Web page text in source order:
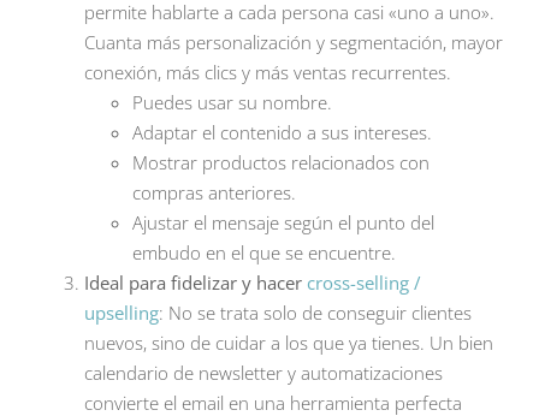
permite hablarte a cada persona casi «uno a uno».
Cuanta más personalización y segmentación, mayor
conexión, más clics y más ventas recurrentes.
Puedes usar su nombre.
Adaptar el contenido a sus intereses.
Mostrar productos relacionados con
compras anteriores.
Ajustar el mensaje según el punto del
embudo en el que se encuentre.
Ideal para fidelizar y hacer cross-selling /
upselling: No se trata solo de conseguir clientes
nuevos, sino de cuidar a los que ya tienes. Un bien
calendario de newsletter y automatizaciones
convierte el email en una herramienta perfecta